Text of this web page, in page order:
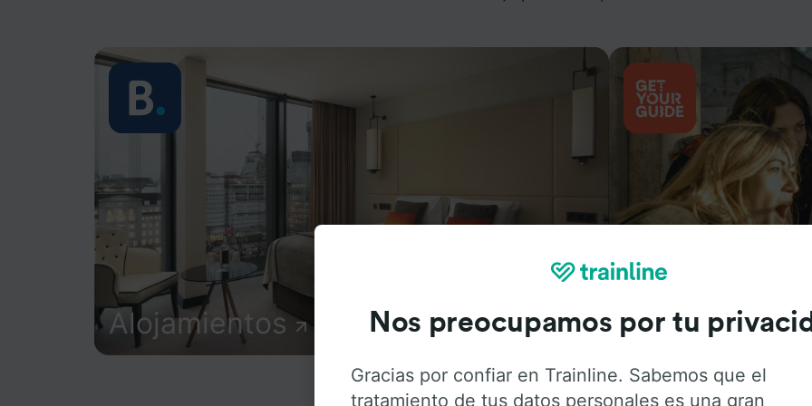
Alojamientos Actividades
Nos preocupamos por tu
Gracias por confiar en Trainline. Sabemos que el
tratamiento de tus datos personales es una gran